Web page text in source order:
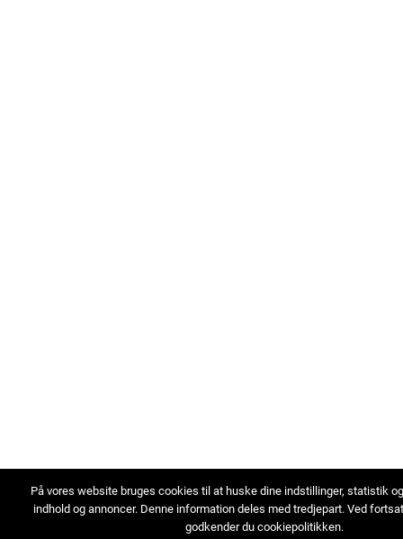
På vores website bruges cookies til at huske dine indstillinger, statistik
indhold og annoncer. Denne information deles med tredjepart. Ved
godkender du cookiepolitikken.